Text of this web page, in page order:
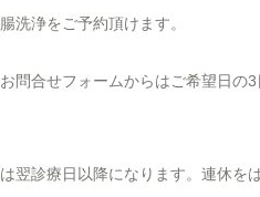
洗浄をご予約頂けます。
問合せフォームからはご希望日の
は翌診療日以降になります。連休